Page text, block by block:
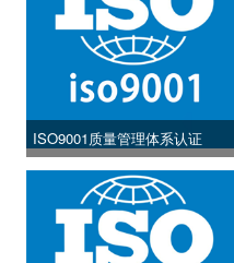
ISO9001质量管理体系认证